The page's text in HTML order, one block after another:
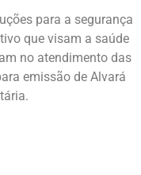
para a segurança
que visam a saúde
no atendimento das
emissão de Alvará